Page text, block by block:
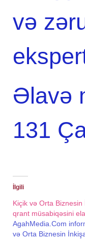
və
Əlavə
131
İlgili
Kiçik və Orta Biznesin
qrant müsabiqəsini
AgahMedia.Com
və Orta Biznesin